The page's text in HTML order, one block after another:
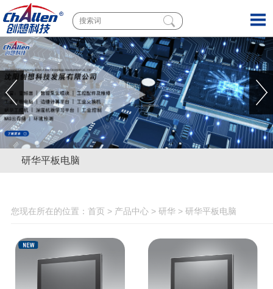
研华平板电脑
您现在所在的位置： 首页 > 产品中心> 研华> 研华平板电脑